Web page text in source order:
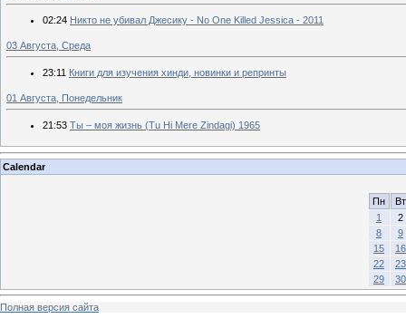
02:24 Никто не убивал Джесику - No One Killed Jessica - 2011
03 Августа, Среда
23:11 Книги для изучения хинди, новинки и репринты
01 Августа, Понедельник
21:53 Ты – моя жизнь (Tu Hi Mere Zindagi) 1965
Calendar
Пн
Вт
1
2
8
9
15
16
22
23
29
30
Полная версия сайта